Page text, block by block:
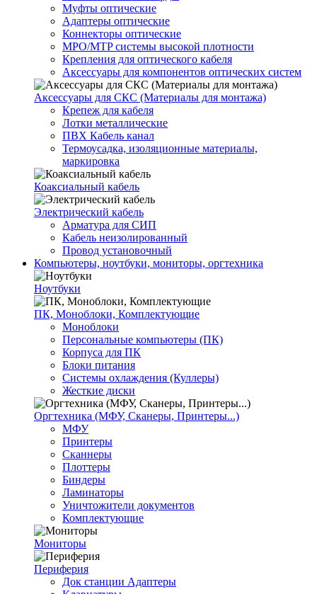
Муфты оптические
Адаптеры оптические
Коннекторы оптические
MPO/MTP системы высокой плотности
Крепления для оптического кабеля
Аксессуары для компонентов оптических систем
Аксессуары для СКС (Материалы для монтажа)
Крепеж для кабеля
Лотки металлические
ПВХ Кабель канал
Термоусадка, изоляционные материалы,
маркировка
Коаксиальный кабель
Электрический кабель
Арматура для СИП
Кабель неизолированный
Провод установочный
Компьютеры, ноутбуки, мониторы, оргтехника
Ноутбуки
ПК, Моноблоки, Комплектующие
Моноблоки
Персональные компьютеры (ПК)
Корпуса для ПК
Блоки питания
Системы охлаждения (Куллеры)
Жесткие диски
Оргтехника (МФУ, Сканеры, Принтеры...)
МФУ
Принтеры
Сканнеры
Плоттеры
Биндеры
Ламинаторы
Уничтожители документов
Комплектующие
Мониторы
Периферия
Док станции Адаптеры